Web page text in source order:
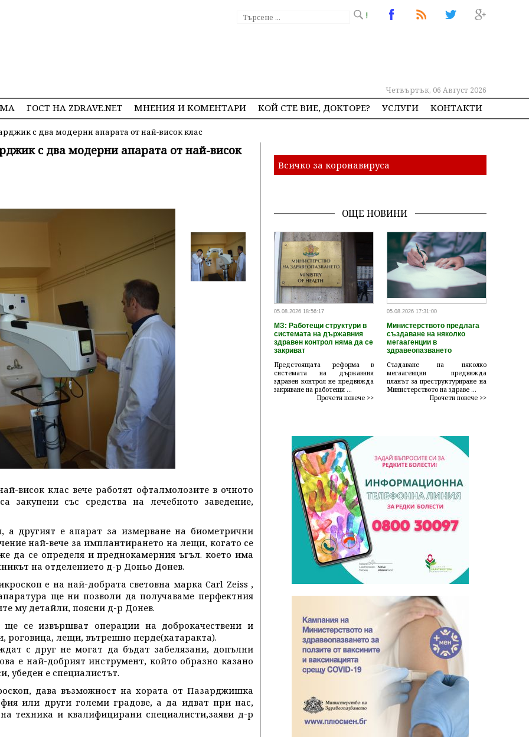
!
Четвъртък, 06 Август 2026
ГОСТ НА ZDRAVE.NET МНЕНИЯ И КОМЕНТАРИ КОЙ СТЕ ВИЕ, ДОКТОРЕ? УСЛУГИ КОНТАКТИ
с два модерни апарата от най-висок клас
с два модерни апарата от най-висок
висок клас вече работят офталмолозите в очното
закупени със средства на лечебното заведение,
а другият е апарат за измерване на биометрични
най-вече за имплантирането на лещи, когато се
да се определя и преднокамерния ъгъл. което има
на отделението д-р Доньо Донев.
e на най-добрата световна марка Carl Zeiss ,
ще ни позволи да получаваме перфектния
му детайли, поясни д-р Донев.
се извършват операции на доброкачествени и
роговица, лещи, вътрешно перде(катаракта).
с друг не могат да бъдат забелязани, допълни
е най-добрият инструмент, който образно казано
убеден е специалистът.
дава възможност на хората от Пазарджишка
или други големи градове, а да идват при нас,
техника и квалифицирани специалисти,заяви д-р
Всичко за коронавируса
ОЩЕ НОВИНИ
05.08.2026 18:56:17
МЗ: Работещи структури в
системата на държавния
здравен контрол няма да се
закриват
Предстоящата реформа в
системата на държавния
здравен контрол не предвижда
закриване на работещи ...
Прочети повече >>
05.08.2026 17:31:00
Министерството предлага
създаване на няколко
мегаагенции в
здравеопазването
Създаване на няколко
мегаагенции предвижда
планът за преструктуриране на
Министерството на здраве ...
Прочети повече >>